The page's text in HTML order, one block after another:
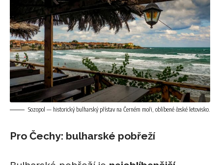
Sozopol — historický bulharský přístav na Černém moři, oblíbené české letovisko.
Pro Čechy: bulharské pobřeží